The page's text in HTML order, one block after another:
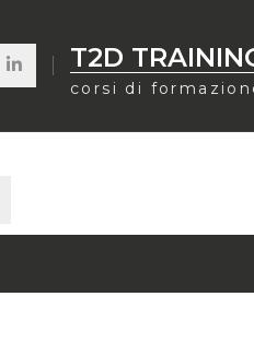
T2D
corsi di